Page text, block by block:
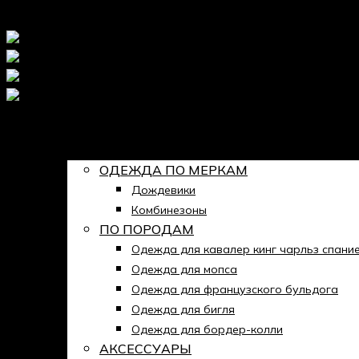
ОДЕЖДА ПО МЕРКАМ
Дождевики
Комбинезоны
ПО ПОРОДАМ
Одежда для кавалер кинг чарльз
Одежда для мопса
Одежда для французского бульдога
Одежда для бигля
Одежда для бордер-колли
АКСЕССУАРЫ